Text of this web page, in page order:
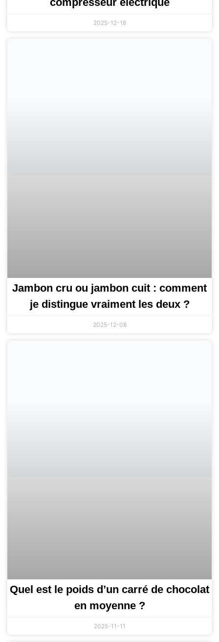
2025-12-18
Jambon cru ou jambon cuit : comment
je distingue vraiment les deux ?
2025-12-08
Quel est le poids d’un carré de chocolat
en moyenne ?
2025-11-11